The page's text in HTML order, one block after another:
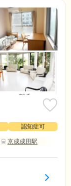
認知症可
京成成田駅